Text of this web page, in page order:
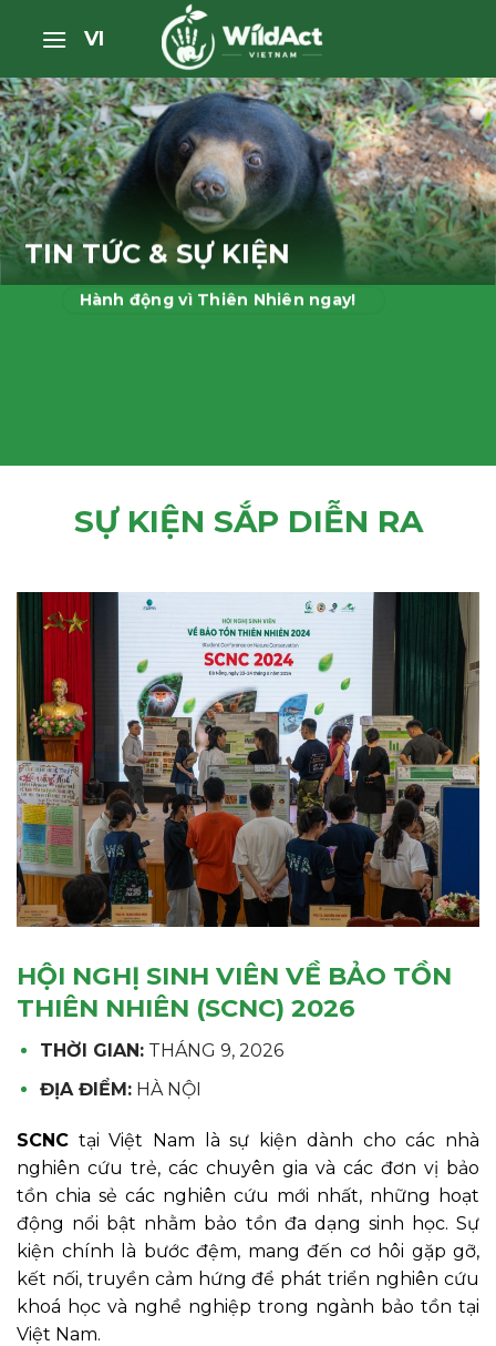
dung
VI
TIN TỨC & SỰ KIỆN
Hành động vì Thiên Nhiên ngay!
SỰ KIỆN SẮP DIỄN RA
HỘI NGHỊ SINH VIÊN VỀ BẢO TỒN
THIÊN NHIÊN (SCNC) 2026
THỜI GIAN:THÁNG 9, 2026
ĐỊA ĐIỂM:HÀ NỘI
SCNC tại Việt Nam là sự kiện dành cho các nhà
nghiên cứu trẻ, các chuyên gia và các đơn vị bảo
tồn chia sẻ các nghiên cứu mới nhất, những hoạt
động nổi bật nhằm bảo tồn đa dạng sinh học. Sự
kiện chính là bước đệm, mang đến cơ hôi gặp gỡ,
kết nối, truyền cảm hứng để phát triển nghiên cứu
khoá học và nghề nghiệp trong ngành bảo tồn tại
Việt Nam.